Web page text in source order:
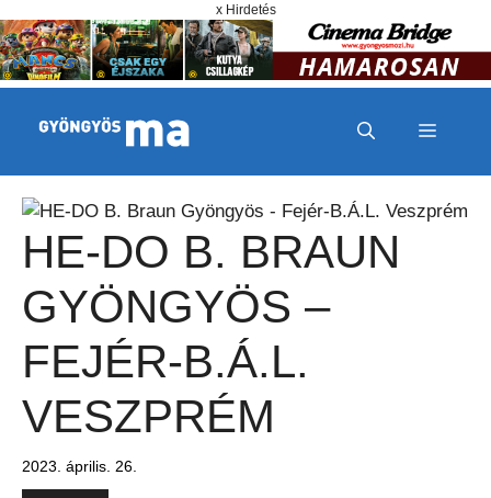
x Hirdetés
MENÜ
HE-DO B. BRAUN
GYÖNGYÖS –
FEJÉR-B.Á.L.
VESZPRÉM
2023. április. 26.